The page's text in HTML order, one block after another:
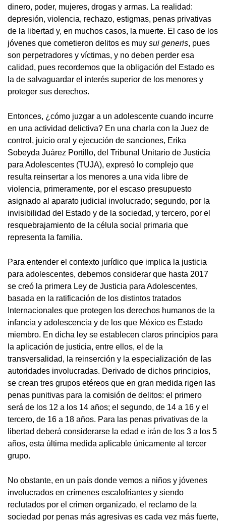
dinero, poder, mujeres, drogas y armas. La realidad:
depresión, violencia, rechazo, estigmas, penas privativas
de la libertad y, en muchos casos, la muerte. El caso de los
jóvenes que cometieron delitos es muy sui generis, pues
son perpetradores y víctimas, y no deben perder esa
calidad, pues recordemos que la obligación del Estado es
la de salvaguardar el interés superior de los menores y
proteger sus derechos.
Entonces, ¿cómo juzgar a un adolescente cuando incurre
en una actividad delictiva? En una charla con la Juez de
control, juicio oral y ejecución de sanciones, Erika
Sobeyda Juárez Portillo, del Tribunal Unitario de Justicia
para Adolescentes (TUJA), expresó lo complejo que
resulta reinsertar a los menores a una vida libre de
violencia, primeramente, por el escaso presupuesto
asignado al aparato judicial involucrado; segundo, por la
invisibilidad del Estado y de la sociedad, y tercero, por el
resquebrajamiento de la célula social primaria que
representa la familia.
Para entender el contexto jurídico que implica la justicia
para adolescentes, debemos considerar que hasta 2017
se creó la primera Ley de Justicia para Adolescentes,
basada en la ratificación de los distintos tratados
Internacionales que protegen los derechos humanos de la
infancia y adolescencia y de los que México es Estado
miembro. En dicha ley se establecen claros principios para
la aplicación de justicia, entre ellos, el de la
transversalidad, la reinserción y la especialización de las
autoridades involucradas. Derivado de dichos principios,
se crean tres grupos etéreos que en gran medida rigen las
penas punitivas para la comisión de delitos: el primero
será de los 12 a los 14 años; el segundo, de 14 a 16 y el
tercero, de 16 a 18 años. Para las penas privativas de la
libertad deberá considerarse la edad e irán de los 3 a los 5
años, esta última medida aplicable únicamente al tercer
grupo.
No obstante, en un país donde vemos a niños y jóvenes
involucrados en crímenes escalofriantes y siendo
reclutados por el crimen organizado, el reclamo de la
sociedad por penas más agresivas es cada vez más fuerte,